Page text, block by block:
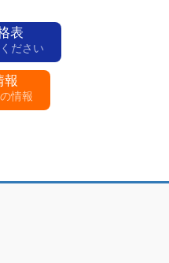
表
ださい
報
情報